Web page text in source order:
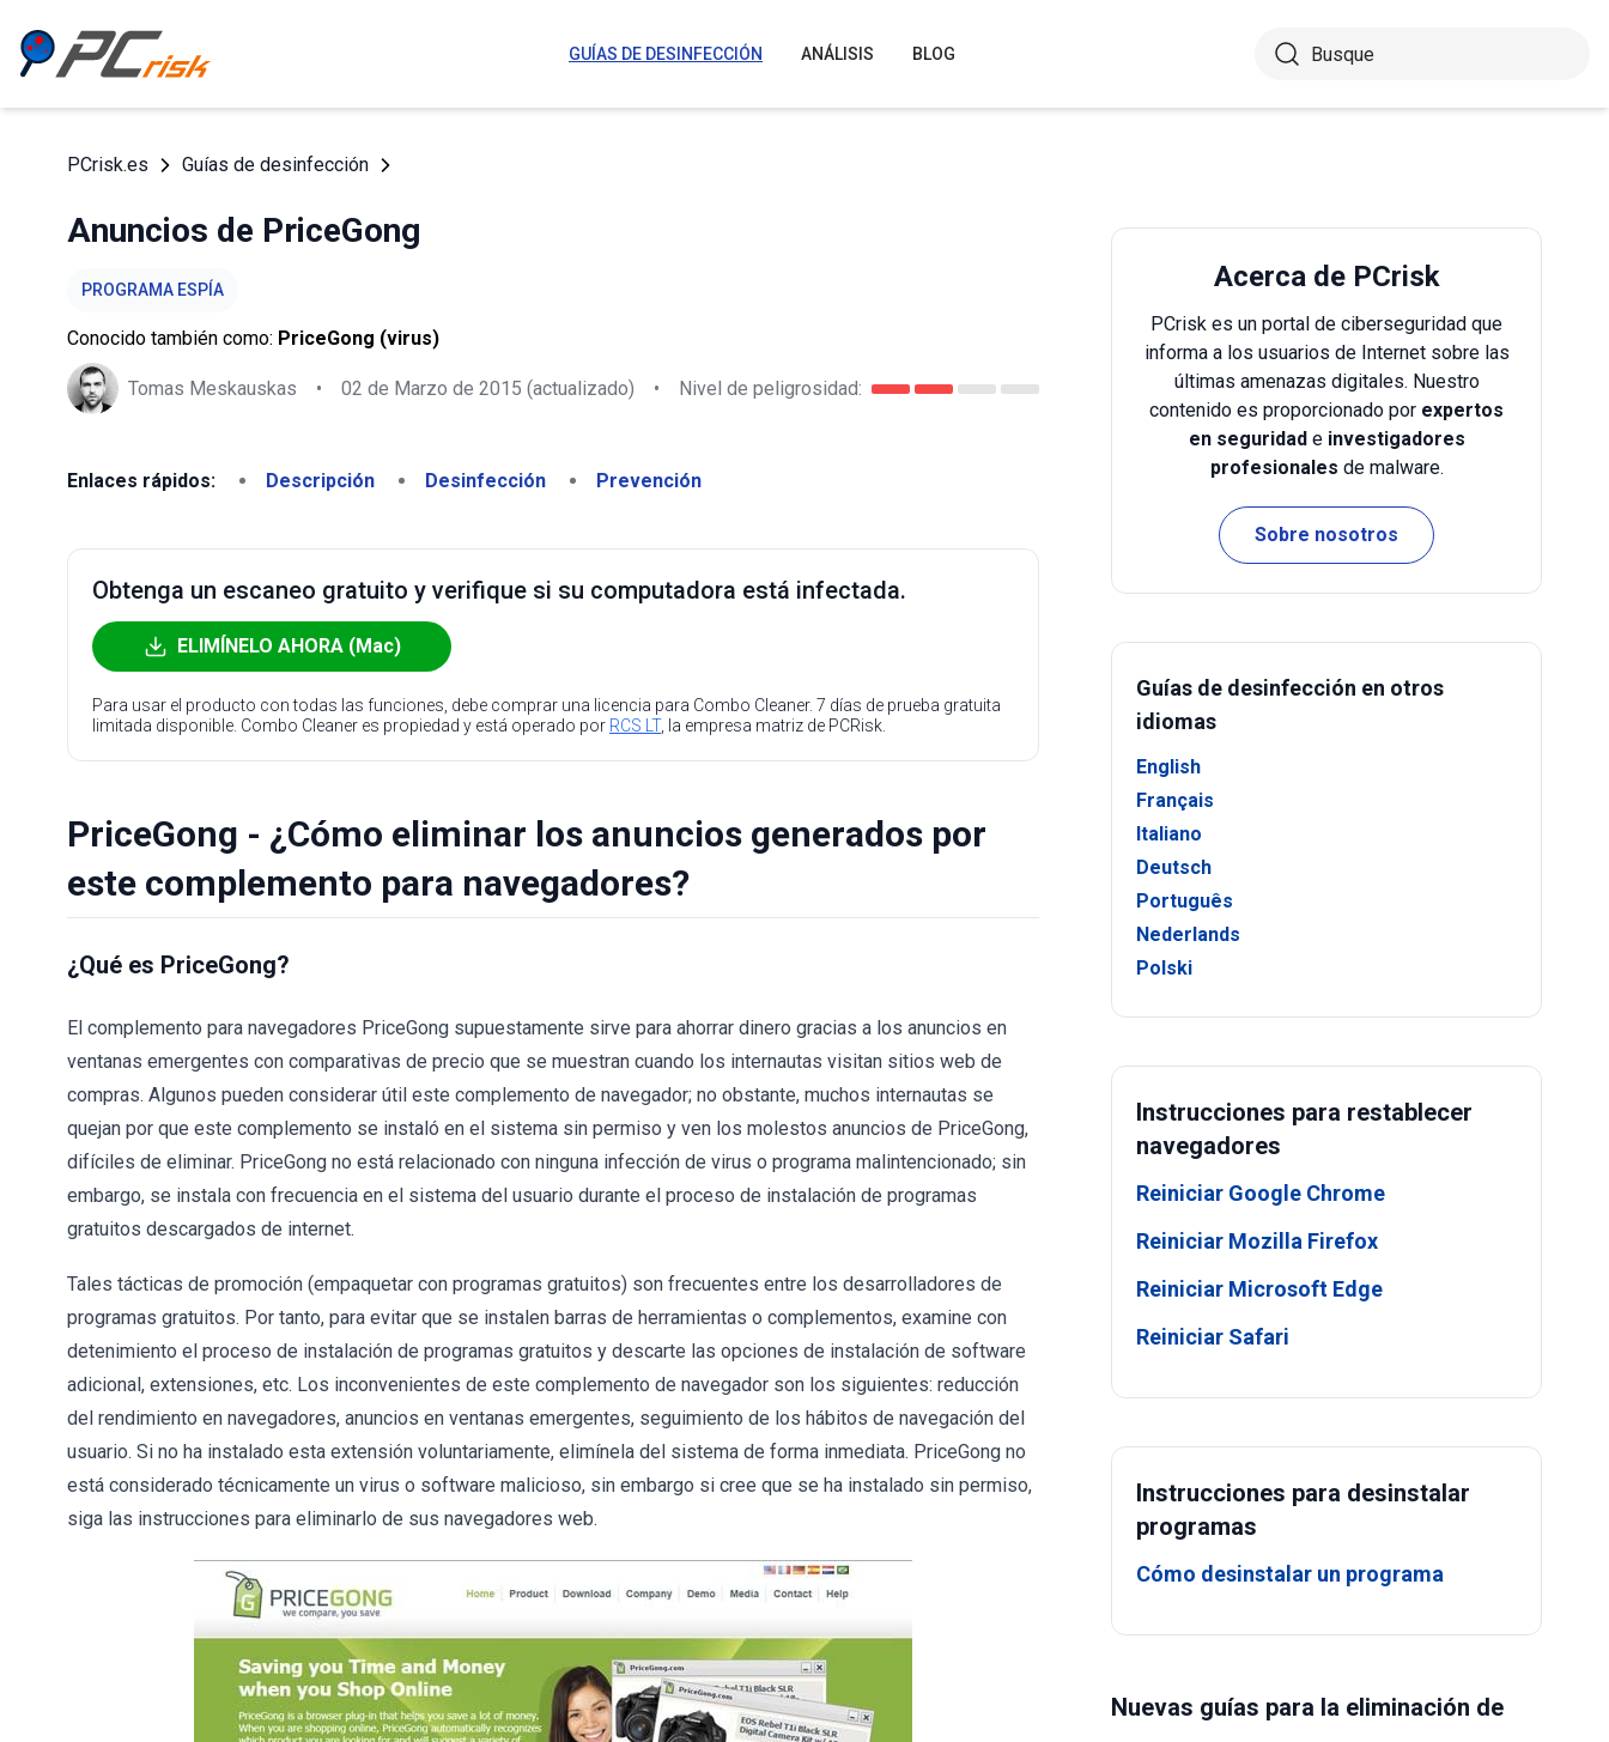
GUÍAS DE DESINFECCIÓN ANÁLISIS BLOG
PCrisk.es Guías de desinfección
Anuncios de PriceGong
PROGRAMA ESPÍA
Conocido también como: PriceGong (virus)
Tomas Meskauskas • 02 de Marzo de 2015 (actualizado) • Nivel de peligrosidad:
Enlaces rápidos: Descripción Desinfección Prevención
Obtenga un escaneo gratuito y verifique si su computadora está infectada.
ELIMÍNELO AHORA (Mac)
Para usar el producto con todas las funciones, debe comprar una licencia para Combo Cleaner. 7 días de prueba gratuita
limitada disponible. Combo Cleaner es propiedad y está operado por RCS LT, la empresa matriz de PCRisk.
PriceGong - ¿Cómo eliminar los anuncios generados por
este complemento para navegadores?
¿Qué es PriceGong?
El complemento para navegadores PriceGong supuestamente sirve para ahorrar dinero gracias a los anuncios en
ventanas emergentes con comparativas de precio que se muestran cuando los internautas visitan sitios web de
compras. Algunos pueden considerar útil este complemento de navegador; no obstante, muchos internautas se
quejan por que este complemento se instaló en el sistema sin permiso y ven los molestos anuncios de PriceGong,
difíciles de eliminar. PriceGong no está relacionado con ninguna infección de virus o programa malintencionado; sin
embargo, se instala con frecuencia en el sistema del usuario durante el proceso de instalación de programas
gratuitos descargados de internet.
Tales tácticas de promoción (empaquetar con programas gratuitos) son frecuentes entre los desarrolladores de
programas gratuitos. Por tanto, para evitar que se instalen barras de herramientas o complementos, examine con
detenimiento el proceso de instalación de programas gratuitos y descarte las opciones de instalación de software
adicional, extensiones, etc. Los inconvenientes de este complemento de navegador son los siguientes: reducción
del rendimiento en navegadores, anuncios en ventanas emergentes, seguimiento de los hábitos de navegación del
usuario. Si no ha instalado esta extensión voluntariamente, elimínela del sistema de forma inmediata. PriceGong no
está considerado técnicamente un virus o software malicioso, sin embargo si cree que se ha instalado sin permiso,
siga las instrucciones para eliminarlo de sus navegadores web.
Acerca de PCrisk
PCrisk es un portal de ciberseguridad que
informa a los usuarios de Internet sobre las
últimas amenazas digitales. Nuestro
contenido es proporcionado por expertos
en seguridade investigadores
profesionales de malware.
Sobre nosotros
Guías de desinfección en otros
idiomas
English
Français
Italiano
Deutsch
Português
Nederlands
Polski
Instrucciones para restablecer
navegadores
Reiniciar Google Chrome
Reiniciar Mozilla Firefox
Reiniciar Microsoft Edge
Reiniciar Safari
Instrucciones para desinstalar
programas
Cómo desinstalar un programa
Nuevas guías para la eliminación de